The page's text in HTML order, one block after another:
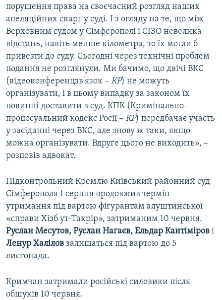
порушення права на своєчасний розгляд наших
апеляційних скарг у суді. І з огляду на те, що між
Верховним судом у Сімферополі і СІЗО невелика
відстань, навіть менше кілометра, то їх могли б
привезти до суду. Сьогодні через технічні проблем
подання не розглянули. Ми бачимо, що двічі ВКС
(відеоконференцзв'язок – КР) не можуть
організувати, і в цьому випадку за законом їх
повинні доставити в суд. КПК (Кримінально-
процесуальний кодекс Росії – КР) передбачає участь
у засіданні через ВКС, але знову ж таки, якщо
можна організувати. Вдруге цього не виходить», –
розповів адвокат.
Підконтрольний Кремлю Київський районний суд
Сімферополя 1 серпня продовжив термін
утримання під вартою фігурантам алуштинської
«справи Хізб ут-Тахрір», затриманим 10 червня.
Руслан Месутов, Руслан Нагаєв, Ельдар Кантіміров і
Ленур Халілов залишаться під вартою до 5
листопада.
Кримчан затримали російські силовики після
обшуків 10 червня.